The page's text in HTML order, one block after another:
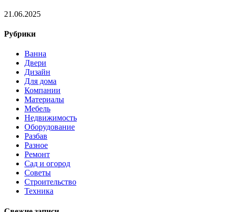
21.06.2025
Рубрики
Ванна
Двери
Дизайн
Для дома
Компании
Материалы
Мебель
Недвижимость
Оборудование
Разбав
Разное
Ремонт
Сад и огород
Советы
Строительство
Техника